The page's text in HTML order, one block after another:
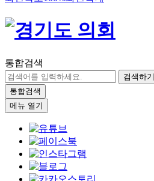
통합검색
검색하기
통합검색
메뉴 열기